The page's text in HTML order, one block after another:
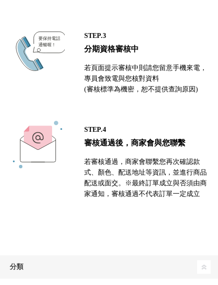
STEP.3
分期資格審核中
若頁面提示審核中則請您留意手機來電，
專員會致電與您核對資料
(審核標準為機密，恕不提供查詢原因)
STEP.4
審核通過後，商家會與您聯繫
若審核通過，商家會聯繫您再次確認款
式、顏色、配送地址等資訊，並進行商品
配送或面交。※最終訂單成立與否須由商
家通知，審核通過不代表訂單一定成立
分類